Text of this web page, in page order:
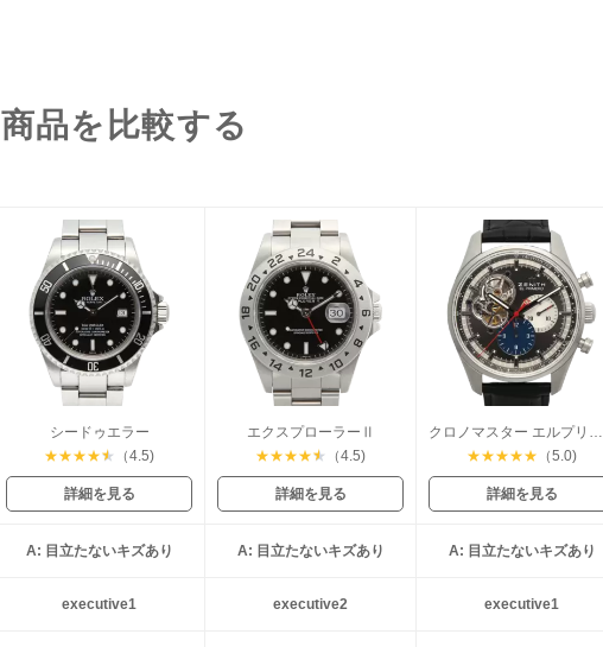
商品を比較する
シードゥエラー
★★★★★ （4.5)
詳細を見る
エクスプローラーⅡ
★★★★★ （4.5)
詳細を見る
クロノマスター エルプリメロ オープン
★★★★★ （5.0)
詳細を見る
A: 目立たないキズあり A: 目立たないキズあり A: 目立たないキズあり
executive1 executive2 executive1